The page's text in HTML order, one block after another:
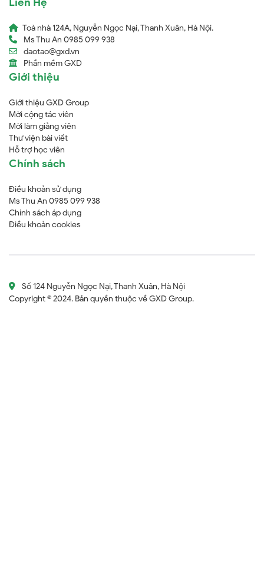
Toà nhà 124A, Nguyễn Ngọc Nại, Thanh Xuân, Hà Nội.
Ms Thu An 0985 099 938
daotao@gxd.vn
Phần mềm GXD
Giới thiệu
Giới thiệu GXD Group
Mời cộng tác viên
Mời làm giảng viên
Thư viện bài viết
Hỗ trợ học viên
Chính sách
Điều khoản sử dụng
Ms Thu An 0985 099 938
Chính sách áp dụng
Điều khoản cookies
Số 124 Nguyễn Ngọc Nại, Thanh Xuân, Hà Nội
Copyright © 2024. Bản quyền thuộc về GXD Group.